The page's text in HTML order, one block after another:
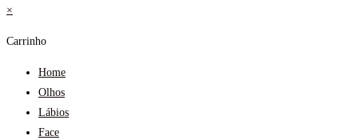
×
Carrinho
Home
Olhos
Lábios
Face